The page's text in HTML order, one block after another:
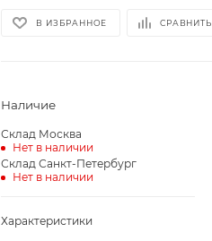
В ИЗБРАННОЕ СРАВНИТЬ
Наличие
Склад Москва
Нет в наличии
Склад Санкт-Петербург
Нет в наличии
Характеристики